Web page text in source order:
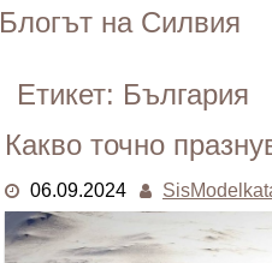
Блогът на Силвия
Етикет: България
Какво точно
06.09.2024